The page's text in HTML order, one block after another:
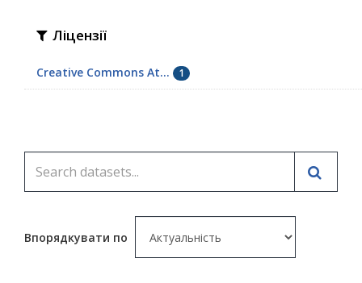
Ліцензії
Creative Commons At... 1
Впорядкувати по